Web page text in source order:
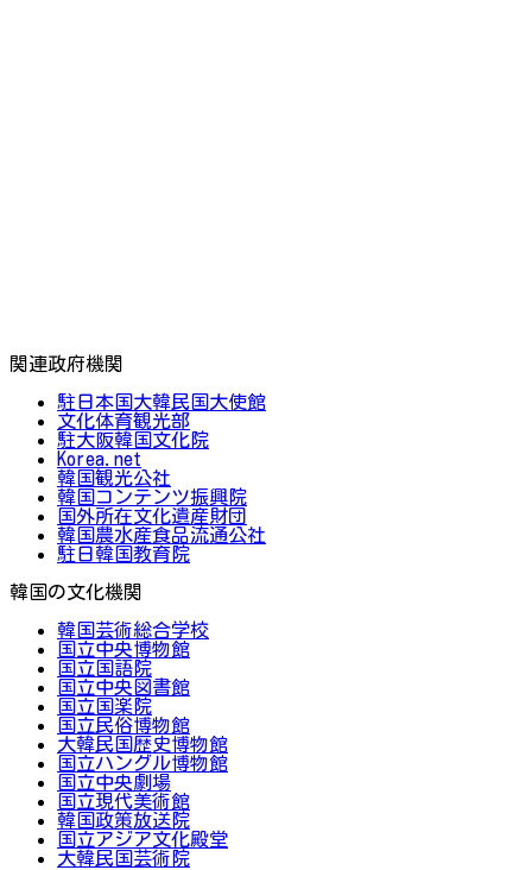
関連政府機関
駐日本国大韓民国大使館
文化体育観光部
駐大阪韓国文化院
Korea.net
韓国観光公社
韓国コンテンツ振興院
国外所在文化遺産財団
韓国農水産食品流通公社
駐日韓国教育院
韓国の文化機関
韓国芸術総合学校
国立中央博物館
国立国語院
国立中央図書館
国立国楽院
国立民俗博物館
大韓民国歴史博物館
国立ハングル博物館
国立中央劇場
国立現代美術館
韓国政策放送院
国立アジア文化殿堂
大韓民国芸術院